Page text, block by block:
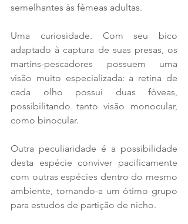
semelhantes às fêmeas adultas.
Uma curiosidade. Com seu bico
adaptado à captura de suas presas, os
martins-pescadores possuem uma
visão muito especializada: a retina de
cada olho possui duas fóveas,
possibilitando tanto visão monocular,
como binocular.
Outra peculiaridade é a possibilidade
desta espécie conviver pacificamente
com outras espécies dentro do mesmo
ambiente, tornando-a um ótimo grupo
para estudos de partição de nicho.